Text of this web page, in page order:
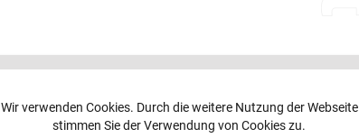
Wir verwenden Cookies. Durch die weitere Nutzung der Webseite
stimmen Sie der Verwendung von Cookies zu.